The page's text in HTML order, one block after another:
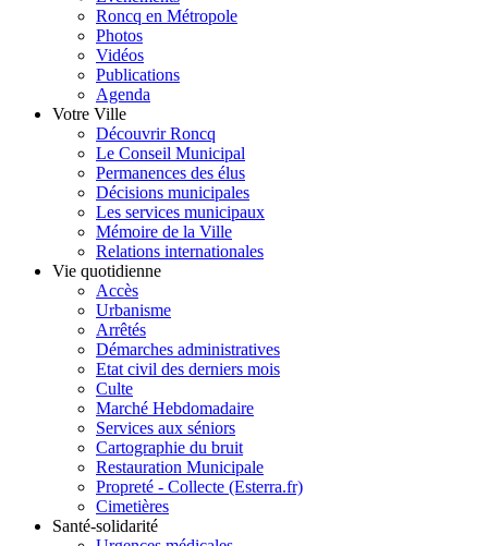
Roncq en Métropole
Photos
Vidéos
Publications
Agenda
Votre Ville
Découvrir Roncq
Le Conseil Municipal
Permanences des élus
Décisions municipales
Les services municipaux
Mémoire de la Ville
Relations internationales
Vie quotidienne
Accès
Urbanisme
Arrêtés
Démarches administratives
Etat civil des derniers mois
Culte
Marché Hebdomadaire
Services aux séniors
Cartographie du bruit
Restauration Municipale
Propreté - Collecte (Esterra.fr)
Cimetières
Santé-solidarité